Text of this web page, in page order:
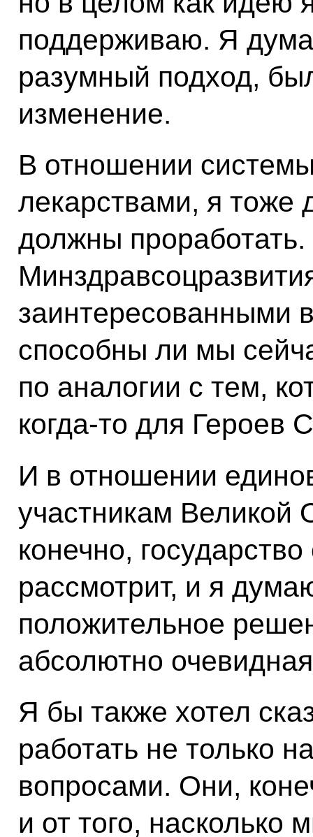
поддерживаю. Я
разумный подход,
изменение.
В отношении
лекарствами, я тоже
должны
заинтересованными
способны ли мы
по аналогии с тем,
когда‑то для Героев
И в отношении
участникам Великой
конечно,
рассмотрит, и я
положительное
абсолютно
Я бы также хотел
работать не только
вопросами. Они,
и от того, насколько